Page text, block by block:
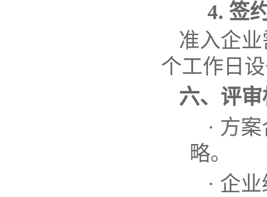
4. 签
准入企
个工作日
六、评
· 方
略。
· 企